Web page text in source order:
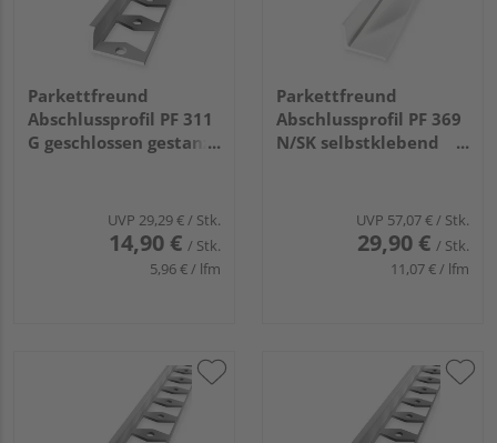
Parkettfreund
Abschlussprofil PF 311
G geschlossen gestanzt
eloxiert silber
UVP 29,29 €/ Stk.
14,90 € / Stk.
5,96 € / lfm
Parkettfreund
Abschlussprofil PF 369
N/SK selbstklebend
UVP 57,07 €/ Stk.
29,90 € / Stk.
11,07 € / lfm